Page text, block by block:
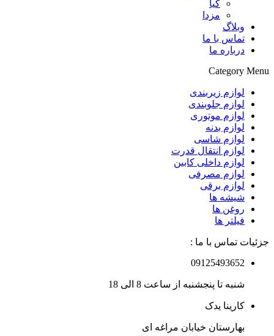
کیا
مزدا
وبلاگ
تماس با ما
درباره ما
Category Menu
لوازم زیربندی
لوازم جلوبندی
لوازم موتوری
لوازم بدنه
لوازم شاسی
لوازم انتقال قدرت
لوازم داخلی کابین
لوازم مصرفی
لوازم برقی
شیشه ها
روغن ها
فیلتر ها
جزئیات تماس با ما :
09125493652
شنبه تا پنجشنبه از ساعت 8 الی 18
کارینا یدک
بهارستان خیابان مراغه ای